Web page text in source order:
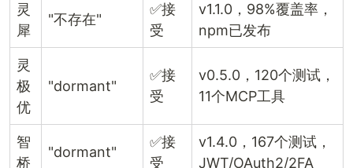
灵
犀
"不存在"
✅接
受
v1.1.0，98%覆盖率，
npm已发布
灵
极
优
"dormant"
✅接
受
v0.5.0，120个测试，
11个MCP工具
智
桥
"dormant"
✅接
受
v1.4.0，167个测试，
JWT/OAuth2/2FA